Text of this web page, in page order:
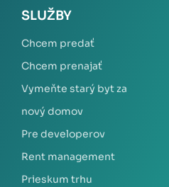
SLUŽBY
Chcem predať
Chcem prenajať
Vymeňte starý byt za
nový domov
Pre developerov
Rent management
Prieskum trhu